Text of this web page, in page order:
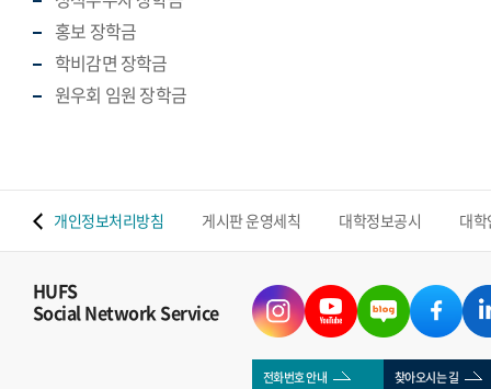
홍보 장학금
학비감면 장학금
원우회 임원 장학금
개인정보처리방침 게시판 운영세칙 대학정보공시 대
HUFS
Social Network Service
전화번호 안내 찾아오시는 길